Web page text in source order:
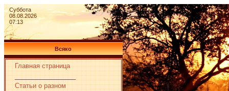
Суббота
08.08.2026
07:13
Всяко
Главная страница
Статьи о разном